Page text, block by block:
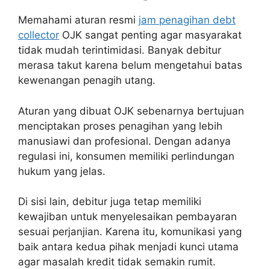
Memahami aturan resmi jam penagihan debt
collector OJK sangat penting agar masyarakat
tidak mudah terintimidasi. Banyak debitur
merasa takut karena belum mengetahui batas
kewenangan penagih utang.
Aturan yang dibuat OJK sebenarnya bertujuan
menciptakan proses penagihan yang lebih
manusiawi dan profesional. Dengan adanya
regulasi ini, konsumen memiliki perlindungan
hukum yang jelas.
Di sisi lain, debitur juga tetap memiliki
kewajiban untuk menyelesaikan pembayaran
sesuai perjanjian. Karena itu, komunikasi yang
baik antara kedua pihak menjadi kunci utama
agar masalah kredit tidak semakin rumit.